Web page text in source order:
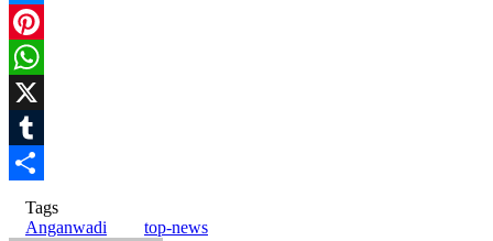
Messenger
Pinterest
WhatsApp
X
Tumblr
Share
Tags
Anganwadi
top-news